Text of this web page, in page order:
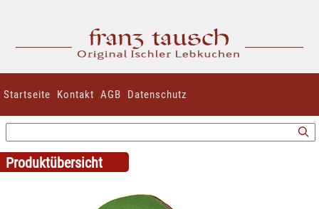
Startseite Kontakt AGB Datenschutz
Produktübersicht